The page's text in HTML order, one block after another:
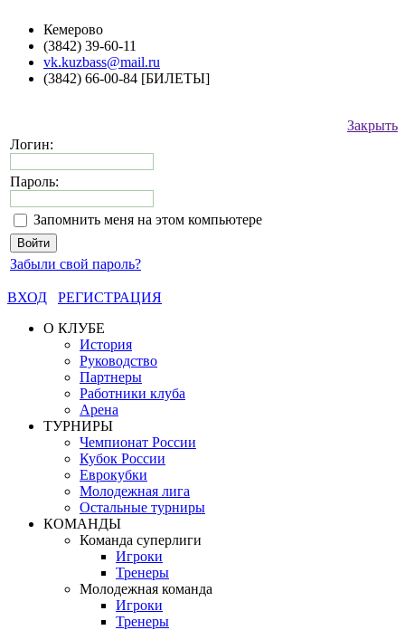
Кемерово
(3842) 39-60-11
vk.kuzbass@mail.ru
(3842) 66-00-84 [БИЛЕТЫ]
Закрыть
Логин:
Пароль:
Запомнить меня на этом компьютере
Забыли свой пароль?
ВХОД
РЕГИСТРАЦИЯ
О КЛУБЕ
История
Руководство
Партнеры
Работники клуба
Арена
ТУРНИРЫ
Чемпионат России
Кубок России
Еврокубки
Молодежная лига
Остальные турниры
КОМАНДЫ
Команда суперлиги
Игроки
Тренеры
Молодежная команда
Игроки
Тренеры